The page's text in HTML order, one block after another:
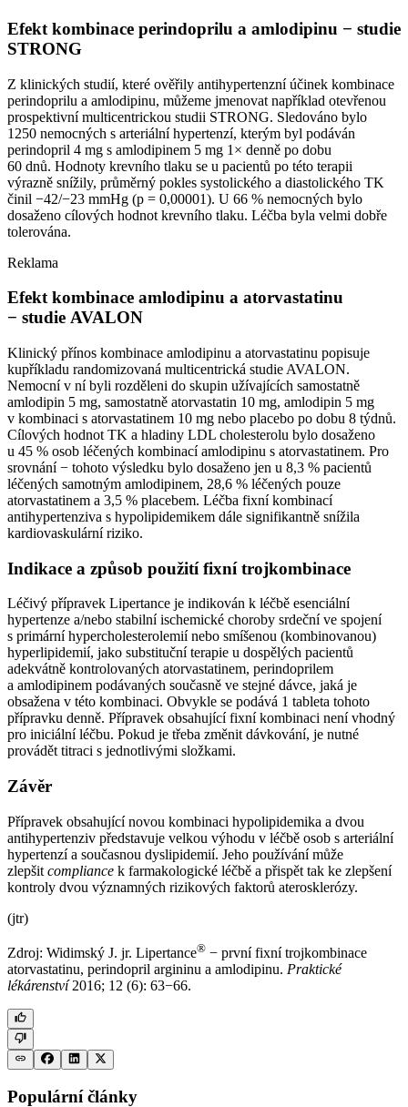
Efekt kombinace perindoprilu a amlodipinu −⁠ studie
STRONG
Z klinických studií, které ověřily antihypertenzní účinek kombinace
perindoprilu a amlodipinu, můžeme jmenovat například otevřenou
prospektivní multicentrickou studii STRONG. Sledováno bylo
1250 nemocných s arteriální hypertenzí, kterým byl podáván
perindopril 4 mg s amlodipinem 5 mg 1× denně po dobu
60 dnů. Hodnoty krevního tlaku se u pacientů po této terapii
výrazně snížily, průměrný pokles systolického a diastolického TK
činil −42/−23 mmHg (p = 0,00001). U 66 % nemocných bylo
dosaženo cílových hodnot krevního tlaku. Léčba byla velmi dobře
tolerována.
Reklama
Efekt kombinace amlodipinu a atorvastatinu
−⁠ studie AVALON
Klinický přínos kombinace amlodipinu a atorvastatinu popisuje
kupříkladu randomizovaná multicentrická studie AVALON.
Nemocní v ní byli rozděleni do skupin užívajících samostatně
amlodipin 5 mg, samostatně atorvastatin 10 mg, amlodipin 5 mg
v kombinaci s atorvastatinem 10 mg nebo placebo po dobu 8 týdnů.
Cílových hodnot TK a hladiny LDL cholesterolu bylo dosaženo
u 45 % osob léčených kombinací amlodipinu s atorvastatinem. Pro
srovnání −⁠ tohoto výsledku bylo dosaženo jen u 8,3 % pacientů
léčených samotným amlodipinem, 28,6 % léčených pouze
atorvastatinem a 3,5 % placebem. Léčba fixní kombinací
antihypertenziva s hypolipidemikem dále signifikantně snížila
kardiovaskulární riziko.
Indikace a způsob použití fixní trojkombinace
Léčivý přípravek Lipertance je indikován k léčbě esenciální
hypertenze a/nebo stabilní ischemické choroby srdeční ve spojení
s primární hypercholesterolemií nebo smíšenou (kombinovanou)
hyperlipidemií, jako substituční terapie u dospělých pacientů
adekvátně kontrolovaných atorvastatinem, perindoprilem
a amlodipinem podávaných současně ve stejné dávce, jaká je
obsažena v této kombinaci. Obvykle se podává 1 tableta tohoto
přípravku denně. Přípravek obsahující fixní kombinaci není vhodný
pro iniciální léčbu. Pokud je třeba změnit dávkování, je nutné
provádět titraci s jednotlivými složkami.
Závěr
Přípravek obsahující novou kombinaci hypolipidemika a dvou
antihypertenziv představuje velkou výhodu v léčbě osob s arteriální
hypertenzí a současnou dyslipidemií. Jeho používání může
zlepšit compliance k farmakologické léčbě a přispět tak ke zlepšení
kontroly dvou významných rizikových faktorů aterosklerózy.
(jtr)
Zdroj: Widimský J. jr. Lipertance® −⁠ první fixní trojkombinace
atorvastatinu, perindopril argininu a amlodipinu. Praktické
lékárenství2016; 12 (6): 63−66.
Populární články